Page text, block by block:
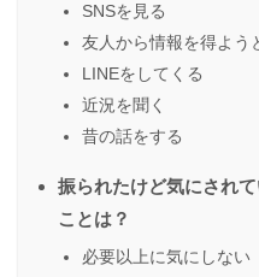
SNSを見る
友人から情報を得よう
LINEをしてくる
近況を聞く
昔の話をする
振られたけど気にされ
ことは？
必要以上に気にしない